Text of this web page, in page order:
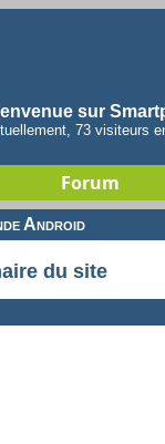
sur
73 visiteurs
Forum
Android
du site